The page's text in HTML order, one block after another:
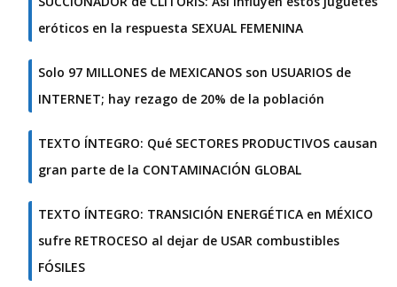
eróticos en la respuesta SEXUAL FEMENINA
Solo 97 MILLONES de MEXICANOS son USUARIOS de
INTERNET; hay rezago de 20% de la población
TEXTO ÍNTEGRO: Qué SECTORES PRODUCTIVOS causan
gran parte de la CONTAMINACIÓN GLOBAL
TEXTO ÍNTEGRO: TRANSICIÓN ENERGÉTICA en MÉXICO
sufre RETROCESO al dejar de USAR combustibles
FÓSILES